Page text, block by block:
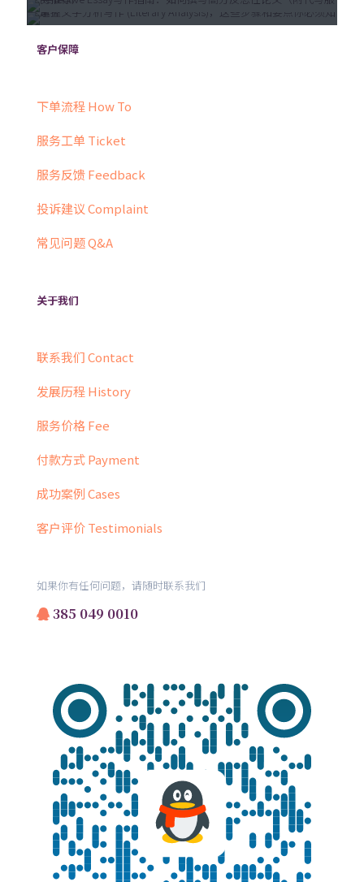
客户保障
下单流程 How To
服务工单 Ticket
服务反馈 Feedback
投诉建议 Complaint
常见问题 Q&A
关于我们
联系我们 Contact
发展历程 History
服务价格 Fee
付款方式 Payment
成功案例 Cases
客户评价 Testimonials
如果你有任何问题，请随时联系我们
385 049 0010